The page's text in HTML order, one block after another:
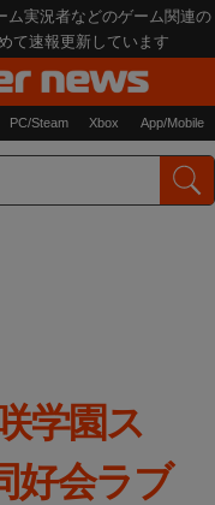
ム実況者などのゲーム関連の
て速報更新しています
PC/Steam Xbox App/Mobile
学園ス
好会ラブ